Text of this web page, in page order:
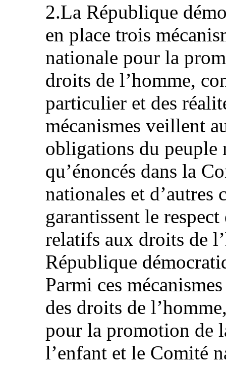
2.La République
en place trois
nationale pour la
droits de l’homme,
particulier et des
mécanismes veillent
obligations du
qu’énoncés dans la
nationales et d’autres
garantissent le
relatifs aux droits de
République
Parmi ces
des droits de
pour la promotion de
l’enfant et le Comité